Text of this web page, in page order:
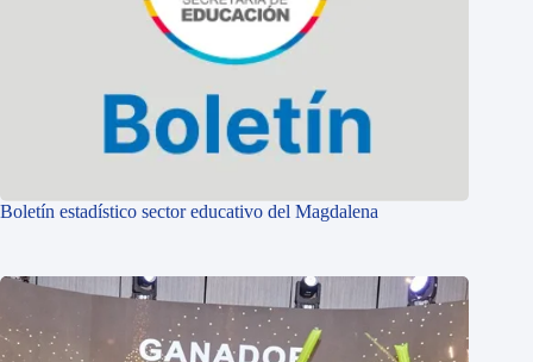
Boletín estadístico sector educativo del Magdalena